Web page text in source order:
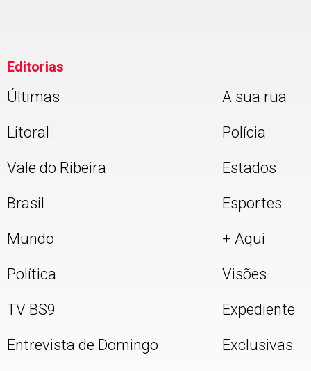
Editorias
Últimas
Litoral
Vale do Ribeira
Brasil
Mundo
Política
TV BS9
Entrevista de Domingo
A sua rua
Polícia
Estados
Esportes
+ Aqui
Visões
Expediente
Exclusivas